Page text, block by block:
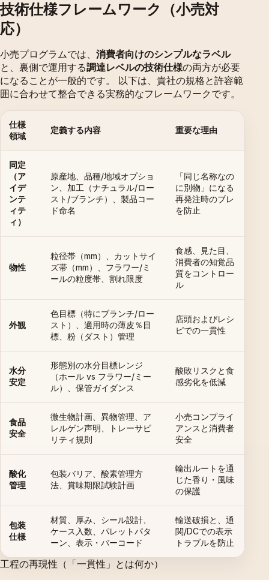
技術仕様フレームワーク（小売対
応）
小売プログラムでは、 消費者向けのシンプルなラベル
と、裏側で運用する調達レベルの技術仕様の両方が必要
になることが一般的です。 以下は、貴社の規格と許容範
囲に合わせて整合できる実務的なフレームワークです。
仕様
領域
定義する内容 重要な理由
同定
（ア
イデ
ンテ
ィテ
ィ）
原産地、品種/地域オプショ
ン、加工（ナチュラル/ロー
スト/ブランチ）、製品コー
ド命名
「同じ名称なの
に別物」になる
再発注時のブレ
を防止
物性
粒径帯（mm）、カットサイ
ズ帯（mm）、フラワー/ミ
ールの粒度帯、割れ限度
食感、見た目、
消費者の知覚品
質をコントロー
ル
外観
色目標（特にブランチ/ロー
スト）、適用時の薄皮％目
標、粉（ダスト）管理
店頭およびレシ
ピでの一貫性
水分
安定
形態別の水分目標レンジ
（ホール vs フラワー/ミー
ル）、保管ガイダンス
酸敗リスクと食
感劣化を低減
食品
安全
微生物計画、異物管理、ア
レルゲン声明、トレーサビ
リティ規則
小売コンプライ
アンスと消費者
安全
酸化
管理
包装バリア、酸素管理方
法、賞味期限試験計画
輸出ルートを通
じた香り・風味
の保護
包装
仕様
材質、厚み、シール設計、
ケース入数、パレットパタ
ーン、表示・バーコード
輸送破損と、通
関/DCでの表示
トラブルを防止
工程の再現性（「一貫性」とは何か）